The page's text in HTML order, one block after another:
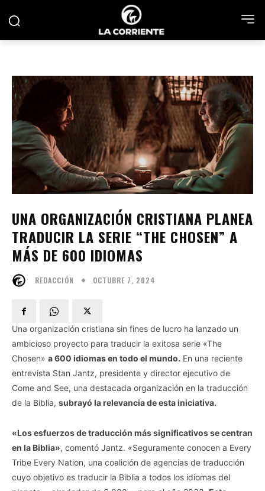
UNA ORGANIZACIÓN CRISTIANA PLANEA
TRADUCIR LA SERIE “THE CHOSEN” A
MÁS DE 600 IDIOMAS
REDACCIÓN OCTUBRE 7, 2024
Una organización cristiana sin fines de lucro ha lanzado un
ambicioso proyecto para traducir la exitosa serie «The
Chosen» a 600 idiomas en todo el mundo. En una reciente
entrevista Stan Jantz, presidente y director ejecutivo de
Come and See, una destacada organización en la traducción
de la Biblia, subrayó la relevancia de esta iniciativa.
«Los esfuerzos de traducción más significativos se centran
en la Biblia», comentó Jantz. «Seguramente conocen a Every
Tribe Every Nation, una coalición de agencias de traducción
cuyo objetivo es traducir la Biblia a todos los idiomas del